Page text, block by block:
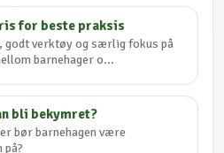
for beste praksis
godt verktøy og særlig fokus på
barnehager o...
bli bekymret?
bør barnehagen være
på?